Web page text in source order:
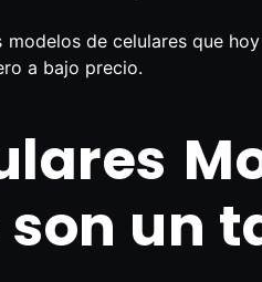
modelos de celulares que
a bajo precio.
un